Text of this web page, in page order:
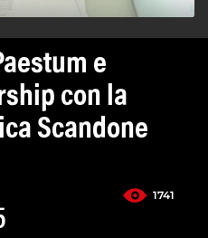
e
con la
Scandone
1741